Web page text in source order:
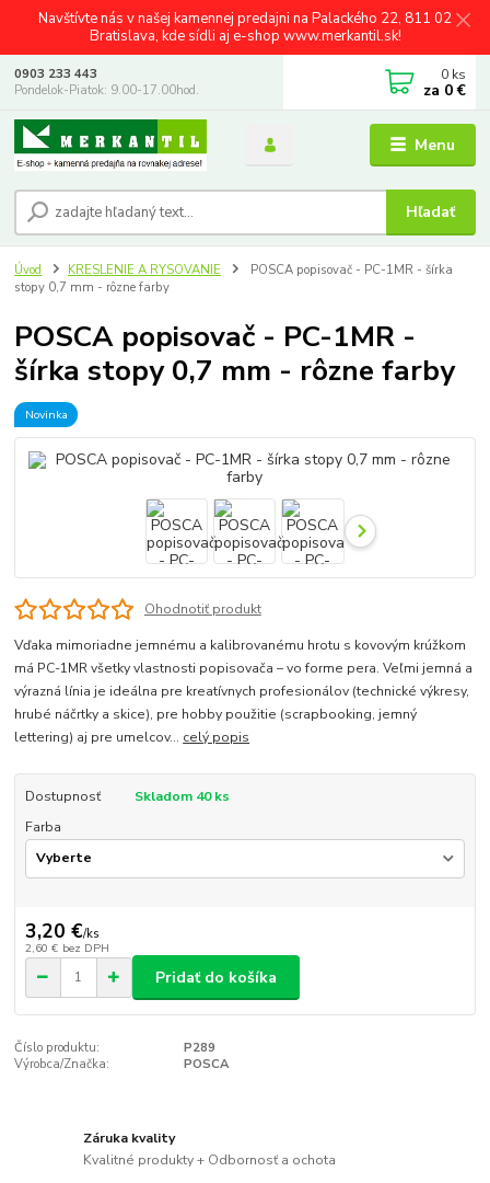
Navštívte nás v našej kamennej predajni na Palackého 22, 811 02
Bratislava, kde sídli aj e-shop www.merkantil.sk!
Menu
Hľadať
0903 233 443
Pondelok-Piatok: 9.00-17.00hod.
0 ks
za 0 €
Úvod KRESLENIE A RYSOVANIE
POSCA popisovač - PC-1MR - šírka
stopy 0,7 mm - rôzne farby
POSCA popisovač - PC-1MR -
šírka stopy 0,7 mm - rôzne farby
Novinka
Ohodnotiť produkt
Vďaka mimoriadne jemnému a kalibrovanému hrotu s kovovým krúžkom
má PC-1MR všetky vlastnosti popisovača – vo forme pera. Veľmi jemná a
výrazná línia je ideálna pre kreatívnych profesionálov (technické výkresy,
hrubé náčrtky a skice), pre hobby použitie (scrapbooking, jemný
lettering) aj pre umelcov... celý popis
Dostupnosť
Skladom 40 ks
Farba
3,20 €/ks
2,60 € bez DPH
Pridať do košíka
Číslo produktu:
P289
Výrobca/Značka:
POSCA
Záruka kvality
Kvalitné produkty + Odbornosť a ochota